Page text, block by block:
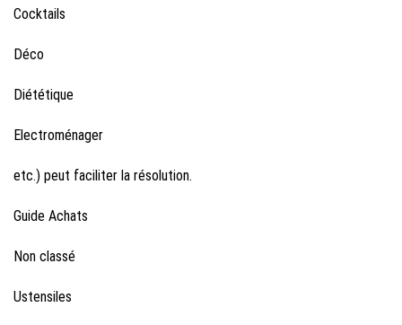
Cocktails
Déco
Diététique
Electroménager
etc.) peut faciliter la résolution.
Guide Achats
Non classé
Ustensiles